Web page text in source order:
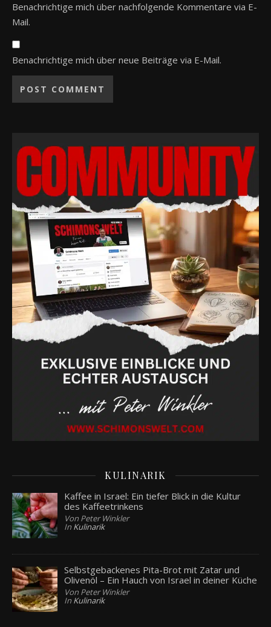
Benachrichtige mich über nachfolgende Kommentare via E-
Mail.
Benachrichtige mich über neue Beiträge via E-Mail.
KULINARIK
Kaffee in Israel: Ein tiefer Blick in die Kultur
des Kaffeetrinkens
Von Peter Winkler
In Kulinarik
Selbstgebackenes Pita-Brot mit Zatar und
Olivenöl – Ein Hauch von Israel in deiner Küche
Von Peter Winkler
In Kulinarik